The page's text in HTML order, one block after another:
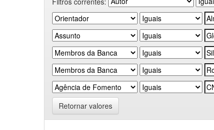
Retornar valores